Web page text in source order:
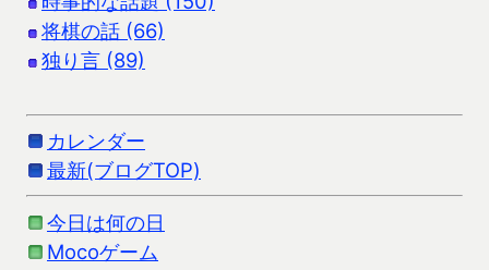
将棋の話 (66)
独り言 (89)
カレンダー
最新(ブログTOP)
今日は何の日
Mocoゲーム